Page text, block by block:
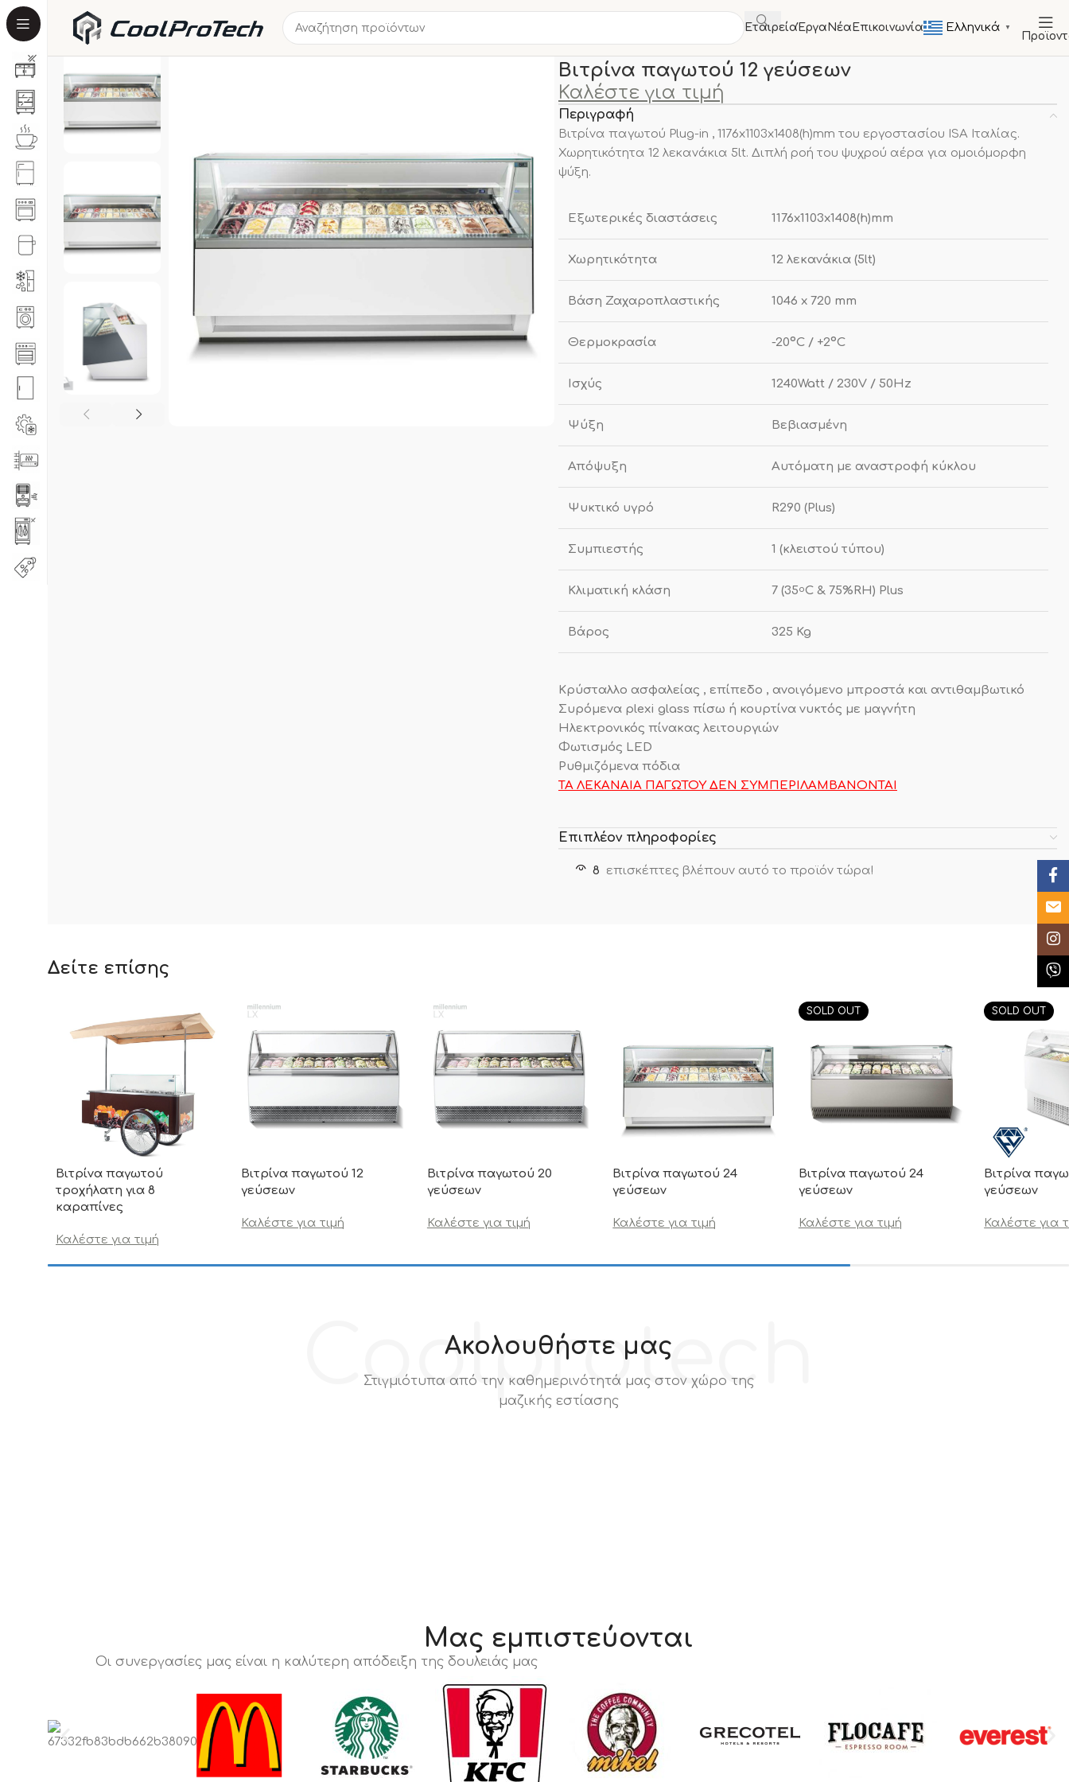
Εταιρεία Έργα Νέα Επικοινωνία Ελληνικά ▼
Βιτρίνα παγωτού 12 γεύσεων
Καλέστε για τιμή
Περιγραφή
Βιτρίνα παγωτού Plug-in , 1176x1103x1408(h)mm του εργοστασίου ISA Ιταλίας.
Χωρητικότητα 12 λεκανάκια 5lt. Διπλή ροή του ψυχρού αέρα για ομοιόμορφη
ψύξη.
Εξωτερικές διαστάσεις 1176x1103x1408(h)mm
Χωρητικότητα 12 λεκανάκια (5lt)
Βάση Ζαχαροπλαστικής 1046 x 720 mm
Θερμοκρασία -20ºC / +2ºC
Ισχύς 1240Watt / 230V / 50Hz
Ψύξη Βεβιασμένη
Απόψυξη Αυτόματη με αναστροφή κύκλου
Ψυκτικό υγρό R290 (Plus)
Συμπιεστής 1 (κλειστού τύπου)
Κλιματική κλάση 7 (35oC & 75%RH) Plus
Βάρος 325 Kg
Κρύσταλλο ασφαλείας , επίπεδο , ανοιγόμενο μπροστά και αντιθαμβωτικό
Συρόμενα plexi glass πίσω ή κουρτίνα νυκτός με μαγνήτη
Ηλεκτρονικός πίνακας λειτουργιών
Φωτισμός LED
Ρυθμιζόμενα πόδια
ΤΑ ΛΕΚΑΝΑΙΑ ΠΑΓΩΤΟΥ ΔΕΝ ΣΥΜΠΕΡΙΛΑΜΒΑΝΟΝΤΑΙ
Επιπλέον πληροφορίες
8 επισκέπτες βλέπουν αυτό το προϊόν τώρα!
Δείτε επίσης
Βιτρίνα παγωτού
τροχήλατη για 8
καραπίνες
Καλέστε για τιμή
Βιτρίνα παγωτού 12
γεύσεων
Καλέστε για τιμή
Βιτρίνα παγωτού 20
γεύσεων
Καλέστε για τιμή
Βιτρίνα παγωτού 24
γεύσεων
Καλέστε για τιμή
SOLD OUT
Βιτρίνα παγωτού 24
γεύσεων
Καλέστε για τιμή
SOLD OUT
Βιτρίνα
γεύσεων
Καλέστε για
Coolprotech
Ακολουθήστε μας
Στιγμιότυπα από την καθημερινότητά μας στον χώρο της
μαζικής εστίασης
Μας εμπιστεύονται
Οι συνεργασίες μας είναι η καλύτερη απόδειξη της δουλειάς μας
Email